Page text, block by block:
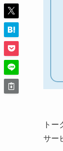
ト
サー